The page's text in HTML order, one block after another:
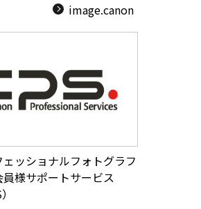
image.canon
ェッショナルフォトグラフ
員様サポートサービス